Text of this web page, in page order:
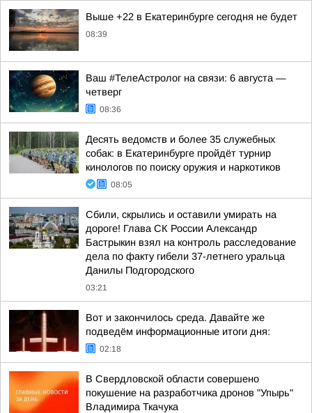
Выше +22 в Екатеринбурге сегодня не будет
08:39
Ваш #ТелеАстролог на связи: 6 августа —
четверг
08:36
Десять ведомств и более 35 служебных
собак: в Екатеринбурге пройдёт турнир
кинологов по поиску оружия и наркотиков
08:05
Сбили, скрылись и оставили умирать на
дороге! Глава СК России Александр
Бастрыкин взял на контроль расследование
дела по факту гибели 37-летнего уральца
Данилы Подгородского
03:21
Вот и закончилось среда. Давайте же
подведём информационные итоги дня:
02:18
В Свердловской области совершено
покушение на разработчика дронов "Упырь"
Владимира Ткачука